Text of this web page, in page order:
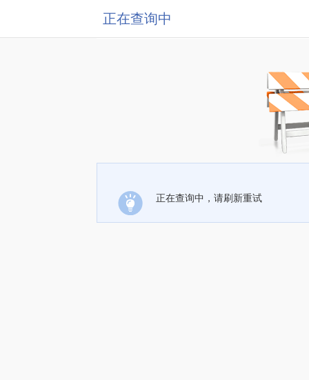
正在查询中
正在查询中，请刷新重试